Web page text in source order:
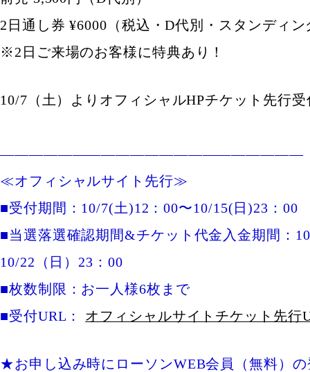
2日通し券 ¥6000（税込・D代別・スタンディン
※2日ご来場のお客様に特典あり！
10/7（土）よりオフィシャルHPチケット先行
—————————————————————
≪オフィシャルサイト先行≫
■受付期間：10/7(土)12：00〜10/15(日)23：00
■当選落選確認期間&チケット代金入金期間：
10/22（日）23：00
■枚数制限：お一人様6枚まで
■受付URL： オフィシャルサイトチケット先行
★お申し込み時にローソンWEB会員（無料）